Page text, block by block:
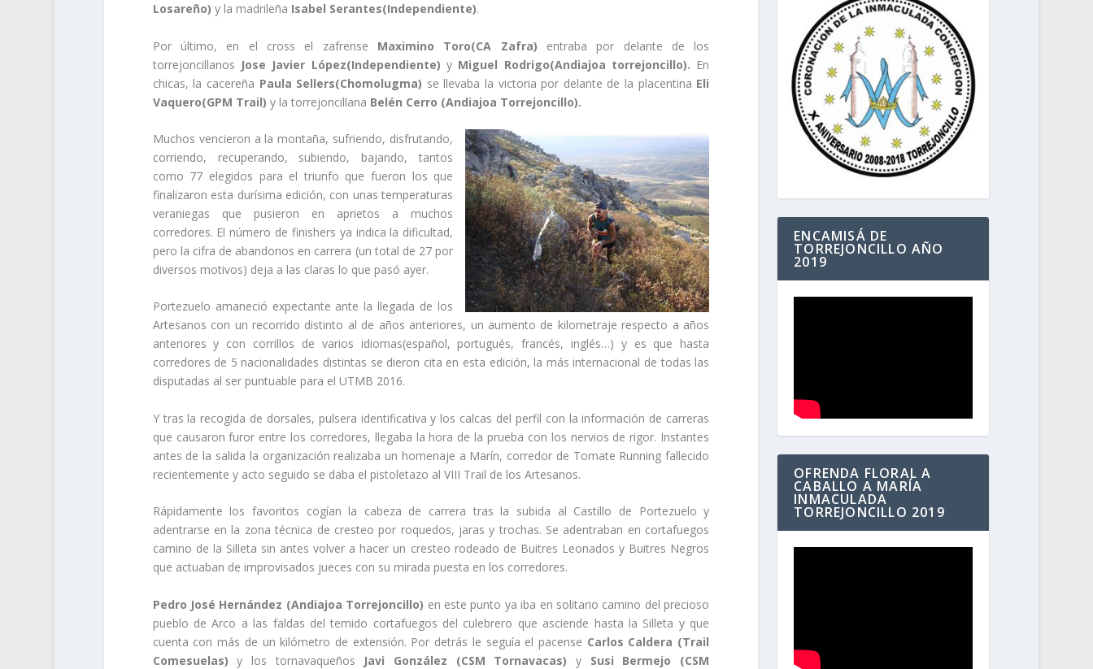
Losareño) y la madrileña Isabel Serantes(Independiente).
Por último, en el cross el zafrense Maximino Toro(CA Zafra) entraba por delante de los
torrejoncillanos Jose Javier López(Independiente) y Miguel Rodrigo(Andiajoa torrejoncillo). En
chicas, la cacereña Paula Sellers(Chomolugma) se llevaba la victoria por delante de la placentina Eli
Vaquero(GPM Trail) y la torrejoncillana Belén Cerro (Andiajoa Torrejoncillo).
Muchos vencieron a la montaña, sufriendo, disfrutando,
corriendo, recuperando, subiendo, bajando, tantos
como 77 elegidos para el triunfo que fueron los que
finalizaron esta durísima edición, con unas temperaturas
veraniegas que pusieron en aprietos a muchos
corredores. El número de finishers ya indica la dificultad,
pero la cifra de abandonos en carrera (un total de 27 por
diversos motivos) deja a las claras lo que pasó ayer.
Portezuelo amaneció expectante ante la llegada de los
Artesanos con un recorrido distinto al de años anteriores, un aumento de kilometraje respecto a años
anteriores y con corrillos de varios idiomas(español, portugués, francés, inglés…) y es que hasta
corredores de 5 nacionalidades distintas se dieron cita en esta edición, la más internacional de todas las
disputadas al ser puntuable para el UTMB 2016.
Y tras la recogida de dorsales, pulsera identificativa y los calcas del perfil con la información de carreras
que causaron furor entre los corredores, llegaba la hora de la prueba con los nervios de rigor. Instantes
antes de la salida la organización realizaba un homenaje a Marín, corredor de Tomate Running fallecido
recientemente y acto seguido se daba el pistoletazo al VIII Trail de los Artesanos.
Rápidamente los favoritos cogían la cabeza de carrera tras la subida al Castillo de Portezuelo y
adentrarse en la zona técnica de cresteo por roquedos, jaras y trochas. Se adentraban en cortafuegos
camino de la Silleta sin antes volver a hacer un cresteo rodeado de Buitres Leonados y Buitres Negros
que actuaban de improvisados jueces con su mirada puesta en los corredores.
Pedro José Hernández (Andiajoa Torrejoncillo) en este punto ya iba en solitario camino del precioso
pueblo de Arco a las faldas del temido cortafuegos del culebrero que asciende hasta la Silleta y que
cuenta con más de un kilómetro de extensión. Por detrás le seguía el pacense Carlos Caldera (Trail
Comesuelas) y los tornavaqueños Javi González (CSM Tornavacas) y Susi Bermejo (CSM
ENCAMISÁ DE
TORREJONCILLO AÑO
2019
OFRENDA FLORAL A
CABALLO A MARÍA
INMACULADA
TORREJONCILLO 2019